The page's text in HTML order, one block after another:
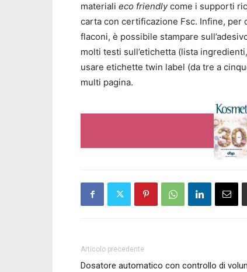
materiali eco friendlycome i supporti
carta con certificazione Fsc. Infine, per
flaconi, è possibile stampare
molti testi sull’etichetta (lista
usare etichette twin label (da tre a
multi pagina.
Articolo precedente
Dosatore automatico con controllo di